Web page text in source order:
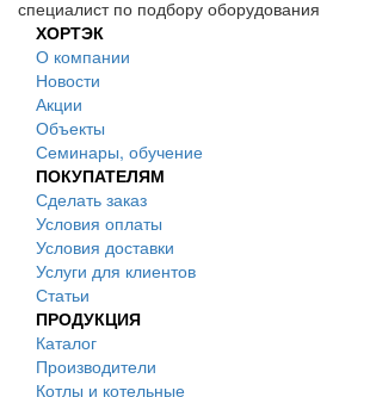
специалист по подбору оборудования
ХОРТЭК
О компании
Новости
Акции
Объекты
Семинары, обучение
ПОКУПАТЕЛЯМ
Сделать заказ
Условия оплаты
Условия доставки
Услуги для клиентов
Статьи
ПРОДУКЦИЯ
Каталог
Производители
Котлы и котельные